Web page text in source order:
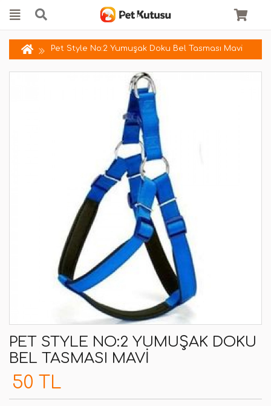
Pet Style No:2 Yumuşak Doku Bel Tasması Mavi
PET STYLE NO:2 YUMUŞAK DOKU
BEL TASMASI MAVI
50 TL